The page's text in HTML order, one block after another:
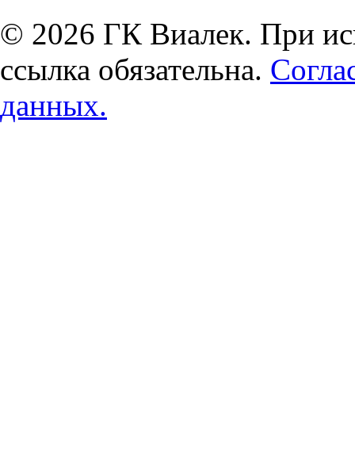
© 2026 ГК Виалек. При
ссылка обязательна.
данных.